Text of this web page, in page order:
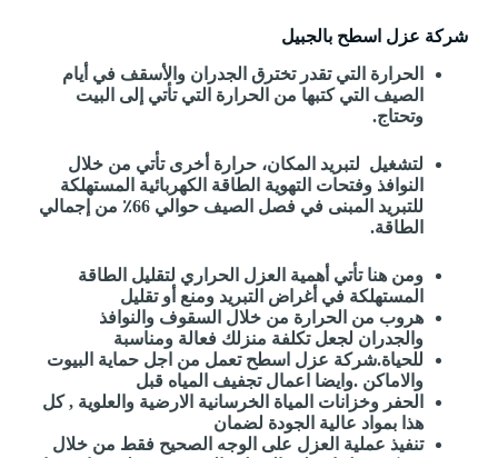
شركة عزل اسطح بالجبيل
الحرارة التي تقدر تخترق الجدران والأسقف في أيام
الصيف التي كتبها من الحرارة التي تأتي إلى البيت
وتحتاج.
لتشغيل لتبريد المكان، حرارة أخرى تأتي من خلال
النوافذ وفتحات التهوية الطاقة الكهربائية المستهلكة
للتبريد المبنى في فصل الصيف حوالي 66٪ من إجمالي
الطاقة.
ومن هنا تأتي أهمية العزل الحراري لتقليل الطاقة
المستهلكة في أغراض التبريد ومنع أو تقليل
هروب من الحرارة من خلال السقوف والنوافذ
والجدران لجعل تكلفة منزلك فعالة ومناسبة
للحياة.شركة عزل اسطح تعمل من اجل حماية البيوت
والاماكن .وايضا اعمال تجفيف المياه قبل
الحفر وخزانات المياة الخرسانية الارضية والعلوية , كل
هذا بمواد عالية الجودة لضمان
تنفيذ عملية العزل على الوجه الصحيح فقط من خلال